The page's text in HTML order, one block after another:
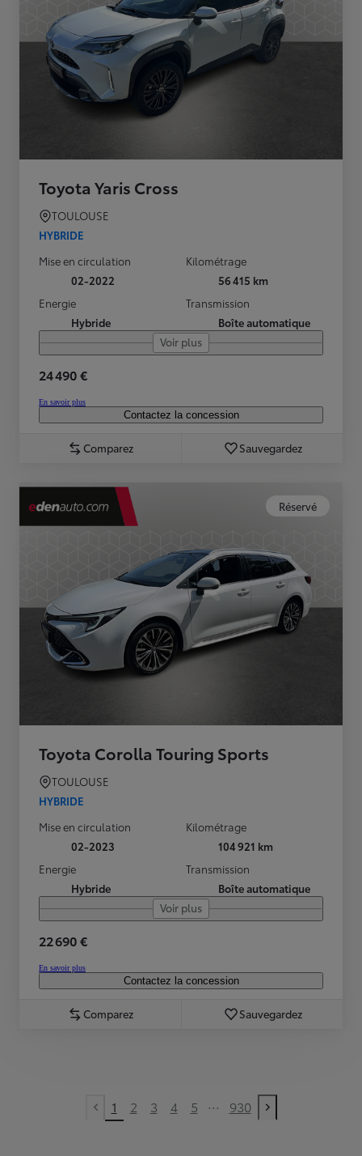
Toyota Yaris Cross
TOULOUSE
HYBRIDE
Mise en circulation
02-2022
Kilométrage
56 415 km
Energie
Hybride
Transmission
Boîte automatique
Voir plus
24 490 €
En savoir plus
Contactez la concession
Comparez Sauvegardez
Réservé
Toyota Corolla Touring Sports
TOULOUSE
HYBRIDE
Mise en circulation
02-2023
Kilométrage
104 921 km
Energie
Hybride
Transmission
Boîte automatique
Voir plus
22 690 €
En savoir plus
Contactez la concession
Comparez Sauvegardez
Previous page
1 2 3 4 5 ... 930
Next page